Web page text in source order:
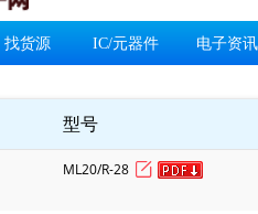
找货源 IC/元器件 电子资
型号
ML20/R-28